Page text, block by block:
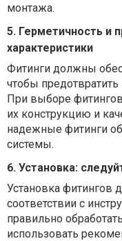
монтажа.
5. Герметичность и
характеристики
Фитинги должны
чтобы
При выборе
их конструкцию и
надежные фитинги
системы.
6. Установка:
Установка фитингов
соответствии с
правильно
использовать